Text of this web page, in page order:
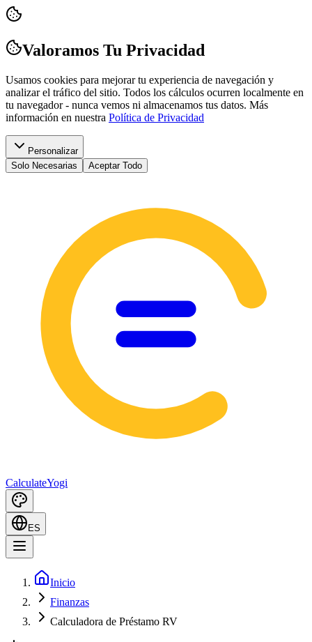
Valoramos Tu Privacidad
Usamos cookies para mejorar tu experiencia de navegación y
analizar el tráfico del sitio. Todos los cálculos ocurren localmente en
tu navegador - nunca vemos ni almacenamos tus datos. Más
información en nuestra Política de Privacidad
Personalizar
Solo Necesarias
Aceptar Todo
CalculateYogi
ES
Inicio
Finanzas
Calculadora de Préstamo RV